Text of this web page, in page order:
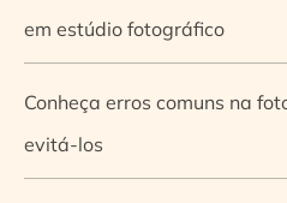
em estúdio fotográfico
Conheça erros comuns na
evitá-los